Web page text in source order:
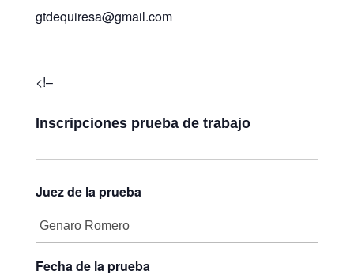
gtdequiresa@gmail.com
<!–
Inscripciones prueba de trabajo
Juez de la prueba
Fecha de la prueba